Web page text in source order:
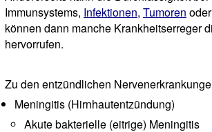
Immunsystems, Infektionen, Tumoren
können dann manche Krankheitserreger
hervorrufen.
Zu den entzündlichen
Meningitis (Hirnhautentzündung)
Akute bakterielle (eitrige) Meningitis